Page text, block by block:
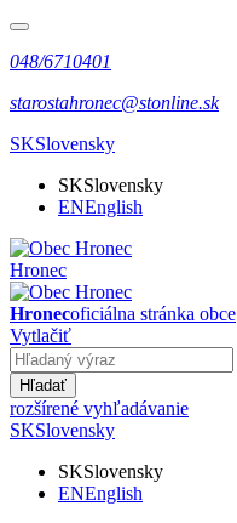
048/6710401
starostahronec@stonline.sk
SKSlovensky
SKSlovensky
ENEnglish
Hronec
Hronecoficiálna stránka obce
Vytlačiť
Hľadať
rozšírené vyhľadávanie
SKSlovensky
SKSlovensky
ENEnglish